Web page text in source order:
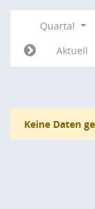
Quartal
Aktuell
Keine Daten